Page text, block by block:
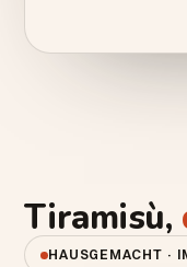
Tiramisù,
HAUSGEMACHT ·